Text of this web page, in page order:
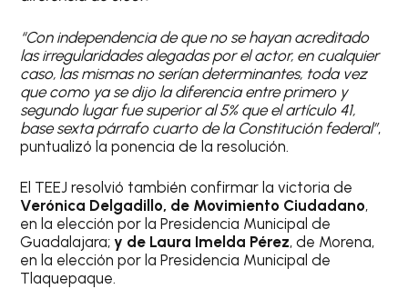
“Con independencia de que no se hayan acreditado
las irregularidades alegadas por el actor, en cualquier
caso, las mismas no serían determinantes, toda vez
que como ya se dijo la diferencia entre primero y
segundo lugar fue superior al 5% que el artículo 41,
base sexta párrafo cuarto de la Constitución federal”,
puntualizó la ponencia de la resolución.
El TEEJ resolvió también confirmar la victoria de
Verónica Delgadillo, de Movimiento Ciudadano,
en la elección por la Presidencia Municipal de
Guadalajara;y de Laura Imelda Pérez, de Morena,
en la elección por la Presidencia Municipal de
Tlaquepaque.